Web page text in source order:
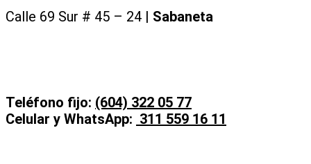
Calle 69 Sur # 45 – 24 | Sabaneta
Teléfono fijo: (604) 322 05 77
Celular y WhatsApp: 311 559 16 11